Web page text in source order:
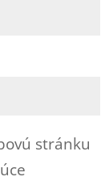
stránku